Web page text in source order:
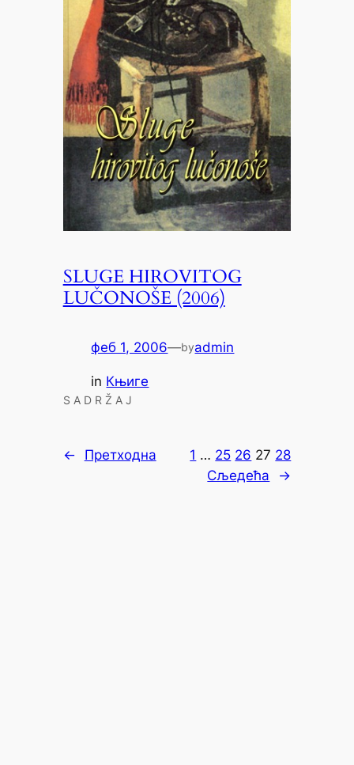
SLUGE HIROVITOG
LUČONOŠE (2006)
феб 1, 2006—byadmin
in Књиге
S A D R Ž A J
← Претходна 1 … 25 26 27 28
Сљедећа
→